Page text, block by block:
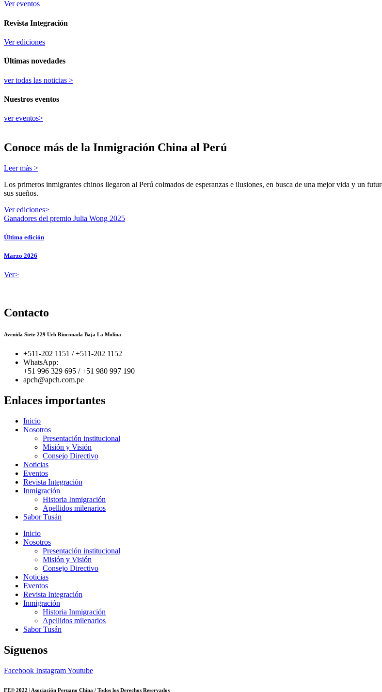
Ver eventos
Revista Integración
Ver ediciones
Últimas novedades
ver todas las noticias >​
Nuestros eventos
ver eventos>​
Conoce más de la Inmigración China al Perú
Leer más >
Los primeros inmigrantes chinos llegaron al Perú colmados de esperanzas e ilusiones, en busca de una mejor vida y un
sus sueños.
Ver ediciones>
Ganadores del premio Julia Wong 2025
Última edición
Marzo 2026
Ver>
Contacto
Avenida Siete 229 Urb Rinconada Baja La Molina
+511-202 1151 / +511-202 1152
WhatsApp:
+51 996 329 695 / +51 980 997 190
​apch@apch.com.pe
Enlaces importantes
Inicio
Nosotros
Presentación institucional
Misión y Visión
Consejo Directivo
Noticias
Eventos
Revista Integración
Inmigración
Historia Inmigración
Apellidos milenarios
Sabor Tusán
Inicio
Nosotros
Presentación institucional
Misión y Visión
Consejo Directivo
Noticias
Eventos
Revista Integración
Inmigración
Historia Inmigración
Apellidos milenarios
Sabor Tusán
Síguenos
Facebook InstagramYoutube
FE© 2022 | Asociación Peruano China / Todos los Derechos Reservados